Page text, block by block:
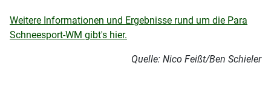
Weitere Informationen und Ergebnisse rund um die Para
Schneesport-WM gibt's hier.
Quelle: Nico Feißt/Ben Schieler